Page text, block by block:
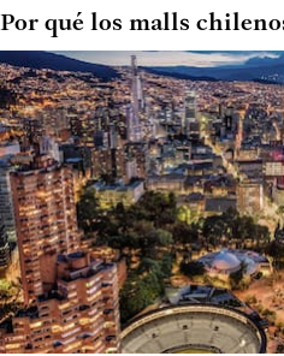
Por qué los malls